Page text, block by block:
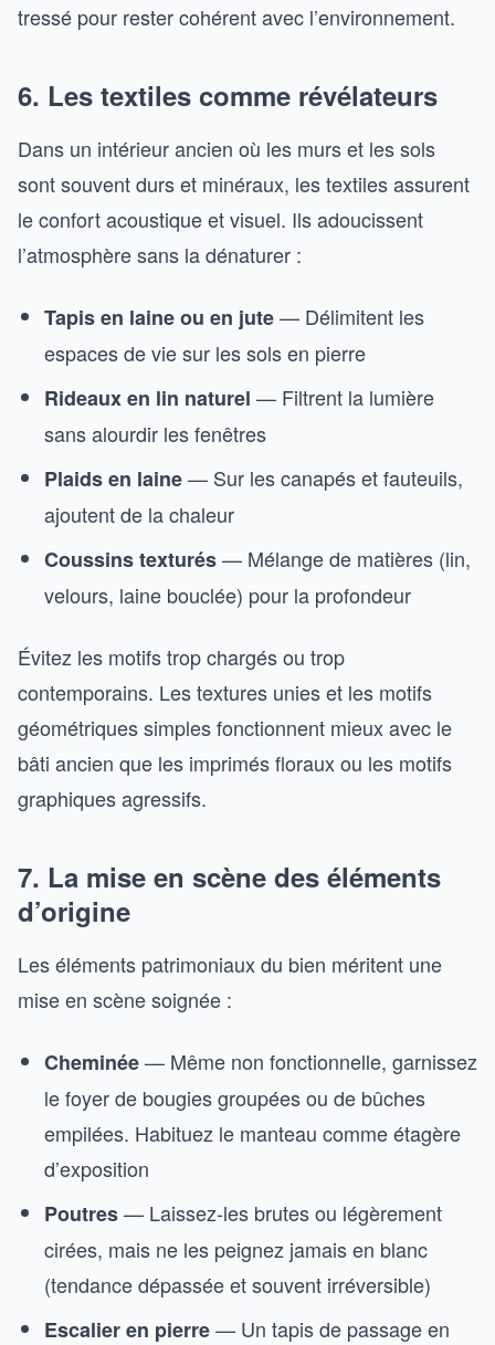
tressé pour rester cohérent avec l’environnement.
6. Les textiles comme révélateurs
Dans un intérieur ancien où les murs et les sols
sont souvent durs et minéraux, les textiles assurent
le confort acoustique et visuel. Ils adoucissent
l’atmosphère sans la dénaturer :
Tapis en laine ou en jute— Délimitent les
espaces de vie sur les sols en pierre
Rideaux en lin naturel — Filtrent la lumière
sans alourdir les fenêtres
Plaids en laine— Sur les canapés et fauteuils,
ajoutent de la chaleur
Coussins texturés— Mélange de matières (lin,
velours, laine bouclée) pour la profondeur
Évitez les motifs trop chargés ou trop
contemporains. Les textures unies et les motifs
géométriques simples fonctionnent mieux avec le
bâti ancien que les imprimés floraux ou les motifs
graphiques agressifs.
7. La mise en scène des éléments
d’origine
Les éléments patrimoniaux du bien méritent une
mise en scène soignée :
Cheminée— Même non fonctionnelle, garnissez
le foyer de bougies groupées ou de bûches
empilées. Habituez le manteau comme étagère
d’exposition
Poutres— Laissez-les brutes ou légèrement
cirées, mais ne les peignez jamais en blanc
(tendance dépassée et souvent irréversible)
Escalier en pierre— Un tapis de passage en